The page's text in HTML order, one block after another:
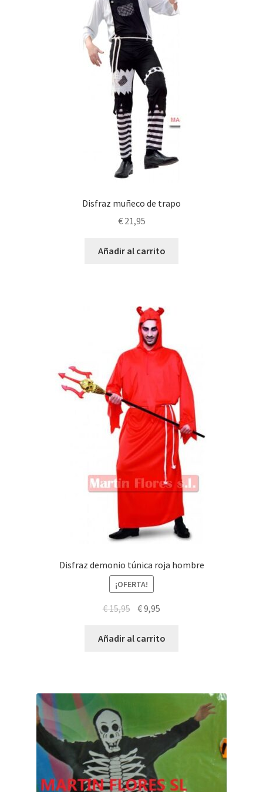
Disfraz muñeco de trapo
€21,95
Añadir al carrito
Disfraz demonio túnica roja hombre
¡OFERTA!
€15,95 El
original
€9,95
actual
Añadir al carrito